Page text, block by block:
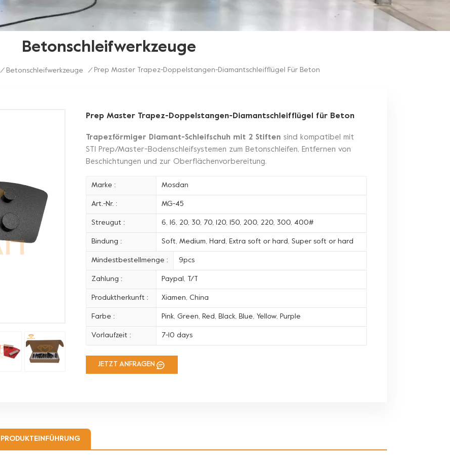
Betonschleifwerkzeuge
/ Betonschleifwerkzeuge / Prep Master Trapez-Doppelstangen-Diamantschleifflügel Für Beton
Prep Master Trapez-Doppelstangen-Diamantschleifflügel für Beton
Trapezförmiger Diamant-Schleifschuh mit 2 Stiftensind kompatibel mit
STI Prep/Master-Bodenschleifsystemen zum Betonschleifen, Entfernen von
Beschichtungen und zur Oberflächenvorbereitung.
Marke : Mosdan
Art.-Nr. : MG-45
Streugut : 6, 16, 20, 30, 70, 120, 150, 200, 220, 300, 400#
Bindung : Soft, Medium, Hard, Extra soft or hard, Super soft or hard
Mindestbestellmenge : 9pcs
Zahlung : Paypal, T/T
Produktherkunft : Xiamen, China
Farbe : Pink, Green, Red, Black, Blue, Yellow, Purple
Vorlaufzeit : 7-10 days
JETZT ANFRAGEN
PRODUKTEINFÜHRUNG